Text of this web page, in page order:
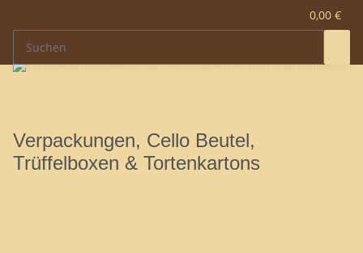
0,00 €
Verpackungen, Cello Beutel,
Trüffelboxen & Tortenkartons